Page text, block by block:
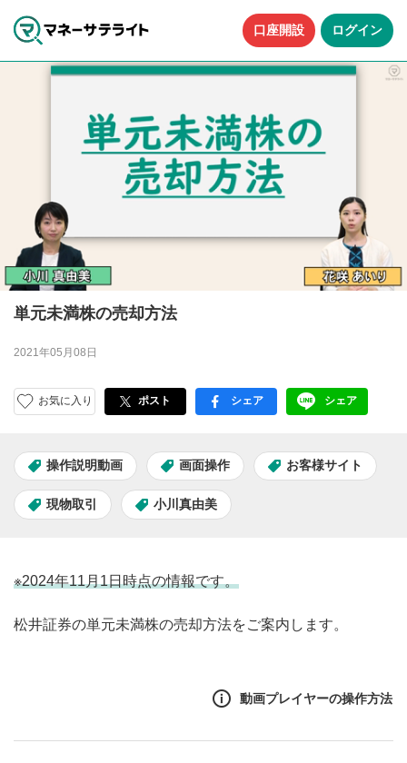
口座開設 ログイン
単元未満株の売却方法
2021年05月08日
お気に入り ポスト facebook
シェア LINE
シェア
操作説明動画 画面操作 お客様サイト
現物取引 小川真由美
※2024年11月1日時点の情報です。
松井証券の単元未満株の売却方法をご案内します。
動画プレイヤーの操作方法